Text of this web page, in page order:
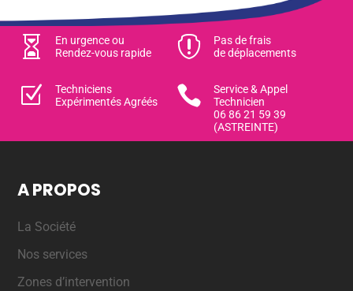

En urgence ou
Rendez-vous rapide

Pas de frais
de déplacements
Z
Techniciens
Expérimentés Agréés

Service & Appel
Technicien
06 86 21 59 39
(ASTREINTE)
A PROPOS
La Société
Nos services
Zones d’intervention